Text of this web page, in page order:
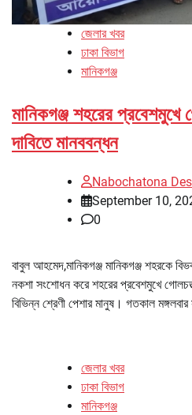
জেলার খবর
ঢাকা বিভাগ
মানিকগঞ্জ
মানিকগঞ্জ শহরের প্রবেশমুখে
দাবিতে মানববন্ধন
Nabochatona
September 10,
0
বাবুল আহমেদ,মানিকগঞ্জ মানিকগঞ্জ শহরকে
নকশা সংশোধন করে শহরের প্রবেশমুখে
বিভিন্ন শ্রেণী পেশার মানুষ। গতকাল
জেলার খবর
ঢাকা বিভাগ
মানিকগঞ্জ